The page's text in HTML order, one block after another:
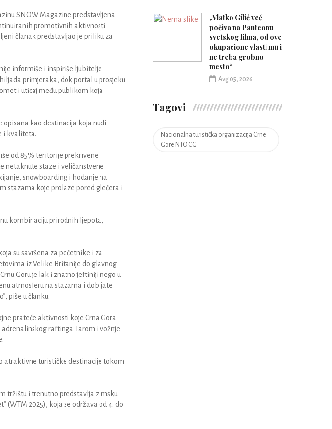
SNOW Magazine predstavljena
promotivnih aktivnosti
članak predstavljao je priliku za
informiše i inspiriše ljubitelje
primjeraka, dok portal u prosjeku
i uticaj među publikom koja
opisana kao destinacija koja nudi
i kvaliteta.
od 85% teritorije prekrivene
netaknute staze i veličanstvene
snowboarding i hodanje na
stazama koje prolaze pored glečera i
kombinaciju prirodnih ljepota,
su savršena za početnike i za
iz Velike Britanije do glavnog
Goru je lak i znatno jeftiniji nego u
atmosferu na stazama i dobijate
piše u članku.
prateće aktivnosti koje Crna Gora
raftinga Tarom i vožnje
atraktivne turističke destinacije tokom
tržištu i trenutno predstavlja zimsku
(WTM 2025), koja se održava od 4. do
„Vlatko Gilić već
počiva na Panteonu
svetskog filma, od ove
okupacione vlasti mu i
ne treba grobno
mesto“
Avg 05, 2026
Tagovi
Nacionalna turistička organizacija Crne
Gore NTO CG